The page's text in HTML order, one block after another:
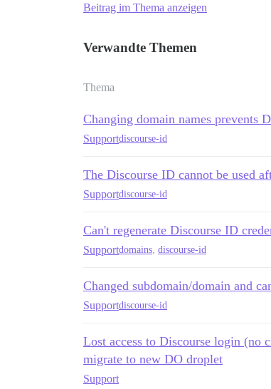
Beitrag im Thema anzeigen
Verwandte Themen
Thema
Changing domain names prevents
Supportdiscourse-id
The Discourse ID cannot be used
Supportdiscourse-id
Can't regenerate Discourse ID
Supportdomains, discourse-id
Changed subdomain/domain and
Supportdiscourse-id
Lost access to Discourse login (no
migrate to new DO droplet
Support